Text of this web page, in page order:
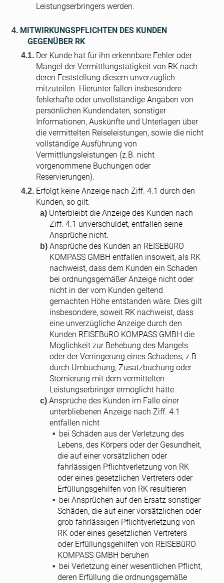
Leistungserbringers werden.
MITWIRKUNGSPFLICHTEN DES KUNDEN
GEGENÜBER RK
Der Kunde hat für ihn erkennbare Fehler oder
Mängel der Vermittlungstätigkeit von RK nach
deren Feststellung diesem unverzüglich
mitzuteilen. Hierunter fallen insbesondere
fehlerhafte oder unvollständige Angaben von
persönlichen Kundendaten, sonstiger
Informationen, Auskünfte und Unterlagen über
die vermittelten Reiseleistungen, sowie die nicht
vollständige Ausführung von
Vermittlungsleistungen (z.B. nicht
vorgenommene Buchungen oder
Reservierungen).
Erfolgt keine Anzeige nach Ziff. 4.1 durch den
Kunden, so gilt:
Unterbleibt die Anzeige des Kunden nach
Ziff. 4.1 unverschuldet, entfallen seine
Ansprüche nicht.
Ansprüche des Kunden an REISEBüRO
KOMPASS GMBH entfallen insoweit, als RK
nachweist, dass dem Kunden ein Schaden
bei ordnungsgemäßer Anzeige nicht oder
nicht in der vom Kunden geltend
gemachten Höhe entstanden wäre. Dies gilt
insbesondere, soweit RK nachweist, dass
eine unverzügliche Anzeige durch den
Kunden REISEBüRO KOMPASS GMBH die
Möglichkeit zur Behebung des Mangels
oder der Verringerung eines Schadens, z.B.
durch Umbuchung, Zusatzbuchung oder
Stornierung mit dem vermittelten
Leistungserbringer ermöglicht hätte.
Ansprüche des Kunden im Falle einer
unterbliebenen Anzeige nach Ziff. 4.1
entfallen nicht
bei Schäden aus der Verletzung des
Lebens, des Körpers oder der Gesundheit,
die auf einer vorsätzlichen oder
fahrlässigen Pflichtverletzung von RK
oder eines gesetzlichen Vertreters oder
Erfüllungsgehilfen von RK resultieren
bei Ansprüchen auf den Ersatz sonstiger
Schäden, die auf einer vorsätzlichen oder
grob fahrlässigen Pflichtverletzung von
RK oder eines gesetzlichen Vertreters
oder Erfüllungsgehilfen von REISEBüRO
KOMPASS GMBH beruhen
bei Verletzung einer wesentlichen Pflicht,
deren Erfüllung die ordnungsgemäße